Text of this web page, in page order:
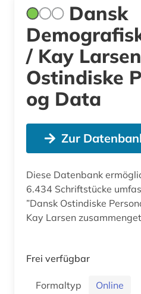
Dansk
/ Kay
Ostindiske
og Data
Zur
Diese Datenbank
6.434 Schriftstücke
”Dansk Ostindiske
Kay Larsen
Frei verfügbar
Formaltyp
Online